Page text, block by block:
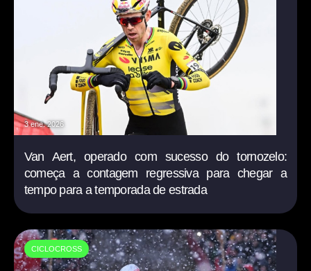
3 ene. 2026
Van Aert, operado com sucesso do tornozelo:
começa a contagem regressiva para chegar a
tempo para a temporada de estrada
CICLOCROSS